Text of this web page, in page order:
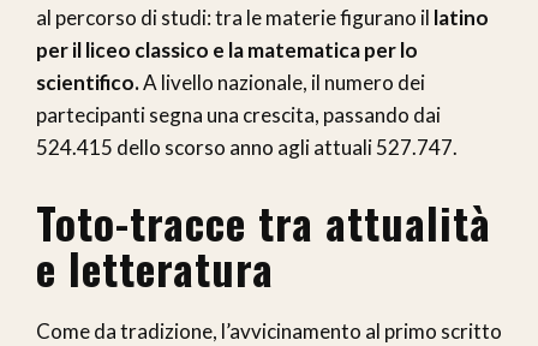
al percorso di studi: tra le materie figurano il latino
per il liceo classico e la matematica per lo
scientifico.A livello nazionale, il numero dei
partecipanti segna una crescita, passando dai
524.415 dello scorso anno agli attuali 527.747.
Toto-tracce tra attualità
e letteratura
Come da tradizione, l’avvicinamento al primo scritto